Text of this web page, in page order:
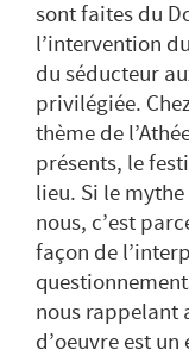
sont faites du
l’intervention
du séducteur
privilégiée.
thème de
présents, le
lieu. Si le
nous, c’est
façon de
nous rappelant
d’oeuvre est